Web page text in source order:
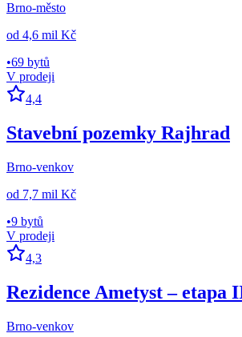
Brno-město
od 4,6 mil Kč
•69 bytů
V prodeji
4,4
Stavební pozemky Rajhrad
Brno-venkov
od 7,7 mil Kč
•9 bytů
V prodeji
4,3
Rezidence Ametyst – etapa
Brno-venkov